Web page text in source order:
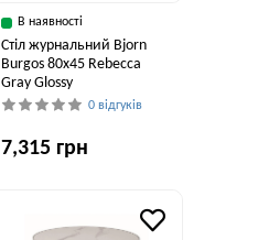
В наявності
Стіл журнальний Bjorn
Burgos 80х45 Rebecca
Gray Glossy
0 відгуків
7,315 грн